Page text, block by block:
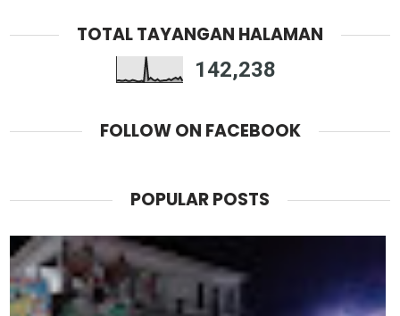
TOTAL TAYANGAN HALAMAN
142,238
FOLLOW ON FACEBOOK
POPULAR POSTS